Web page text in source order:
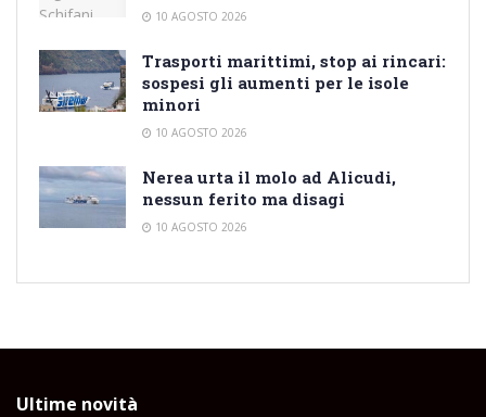
10 AGOSTO 2026
Trasporti marittimi, stop ai rincari:
sospesi gli aumenti per le isole
minori
10 AGOSTO 2026
Nerea urta il molo ad Alicudi,
nessun ferito ma disagi
10 AGOSTO 2026
Ultime novità